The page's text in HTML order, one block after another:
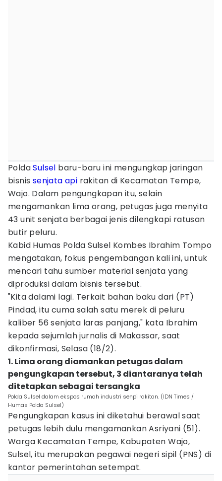
PoldaSulsel baru-baru ini mengungkap jaringan
bisnis senjata api rakitan di Kecamatan Tempe,
Wajo. Dalam pengungkapan itu, selain
mengamankan lima orang, petugas juga menyita
43 unit senjata berbagai jenis dilengkapi ratusan
butir peluru.
Kabid Humas Polda Sulsel Kombes Ibrahim Tompo
mengatakan, fokus pengembangan kali ini, untuk
mencari tahu sumber material senjata yang
diproduksi dalam bisnis tersebut.
"Kita dalami lagi. Terkait bahan baku dari (PT)
Pindad, itu cuma salah satu merek di peluru
kaliber 56 senjata laras panjang," kata Ibrahim
kepada sejumlah jurnalis di Makassar, saat
dikonfirmasi, Selasa (18/2).
1. Lima orang diamankan petugas dalam
pengungkapan tersebut, 3 diantaranya telah
ditetapkan sebagai tersangka
Polda Sulsel dalam ekspos rumah industri senpi rakitan. (IDN Times /
Humas Polda Sulsel)
Pengungkapan kasus ini diketahui berawal saat
petugas lebih dulu mengamankan Asriyani (51).
Warga Kecamatan Tempe, Kabupaten Wajo,
Sulsel, itu merupakan pegawai negeri sipil (PNS) di
kantor pemerintahan setempat.